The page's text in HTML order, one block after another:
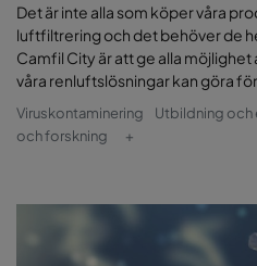
Det är inte alla som köper våra
luftfiltrering och det behöver de
Camfil City är att ge alla möjlighet
våra renluftslösningar kan göra
Viruskontaminering Utbildning och
och forskning
+